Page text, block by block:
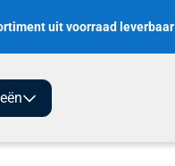
uit voorraad leverbaar